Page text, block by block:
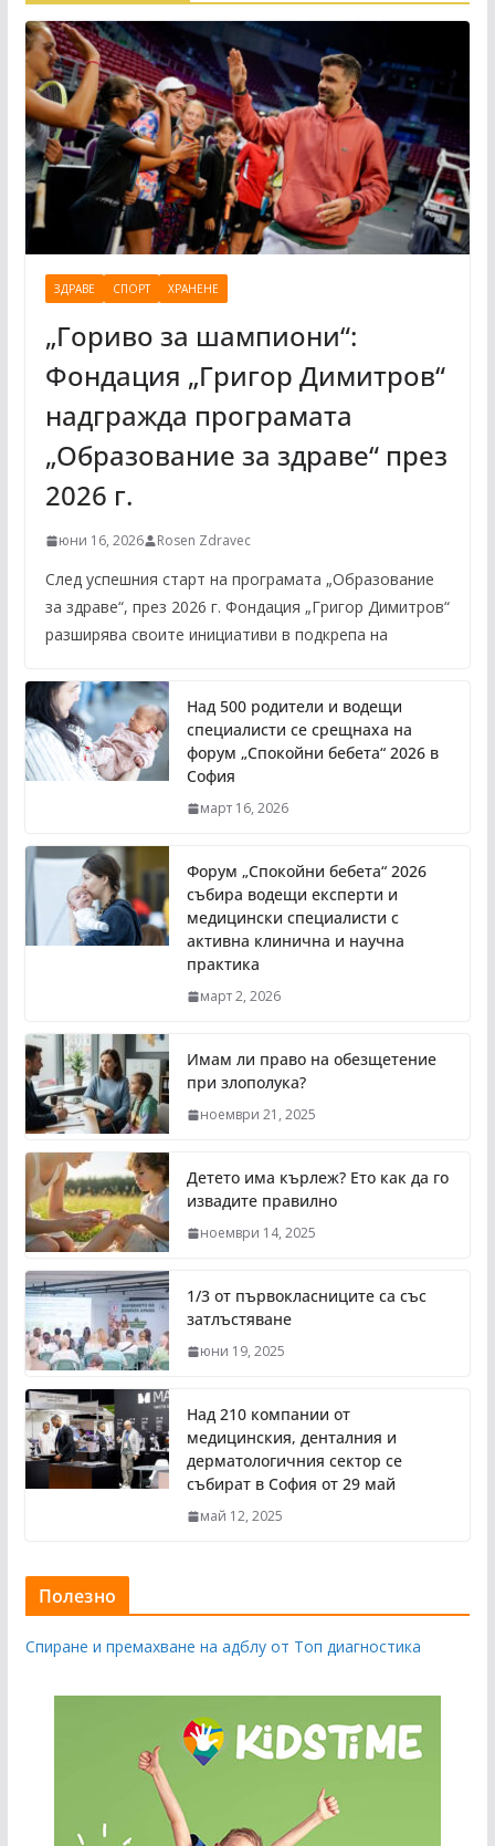
ЗДРАВЕ СПОРТ ХРАНЕНЕ
„Гориво за шампиони“:
Фондация „Григор Димитров“
надгражда програмата
„Образование за здраве“ през
2026 г.
юни 16, 2026 Rosen Zdravec
След успешния старт на програмата „Образование
за здраве“, през 2026 г. Фондация „Григор Димитров“
разширява своите инициативи в подкрепа на
Над 500 родители и водещи
специалисти се срещнаха на
форум „Спокойни бебета“ 2026 в
София
март 16, 2026
Форум „Спокойни бебета“ 2026
събира водещи експерти и
медицински специалисти с
активна клинична и научна
практика
март 2, 2026
Имам ли право на обезщетение
при злополука?
ноември 21, 2025
Детето има кърлеж? Ето как да го
извадите правилно
ноември 14, 2025
1/3 от първокласниците са със
затлъстяване
юни 19, 2025
Над 210 компании от
медицинския, денталния и
дерматологичния сектор се
събират в София от 29 май
май 12, 2025
Полезно
Спиране и премахване на адблу от Топ диагностика